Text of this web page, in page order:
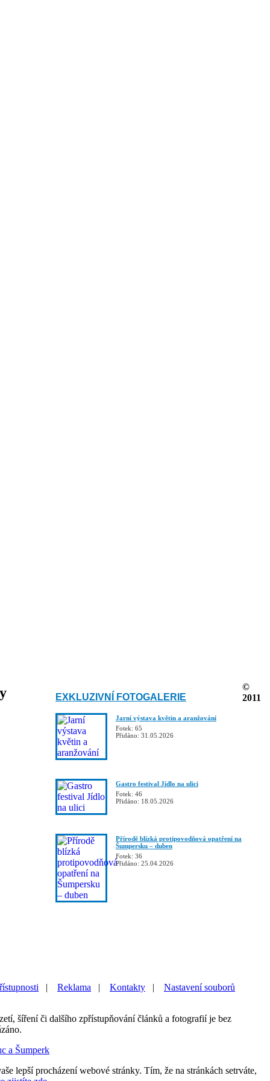
EXKLUZIVNÍ FOTOGALERIE
Jarní výstava květin a aranžování
Fotek: 65
Přidáno: 31.05.2026
Gastro festival Jídlo na ulici
Fotek: 46
Přidáno: 18.05.2026
Přírodě blízká protipovodňová opatření na
Šumpersku – duben
Fotek: 36
Přidáno: 25.04.2026
©
2011
Reklama Kontakty
Nastavení souborů
šíření či dalšího zpřístupňování článků a fotografií je bez
a Šumperk
lepší procházení webové stránky. Tím, že na stránkách setrváte,